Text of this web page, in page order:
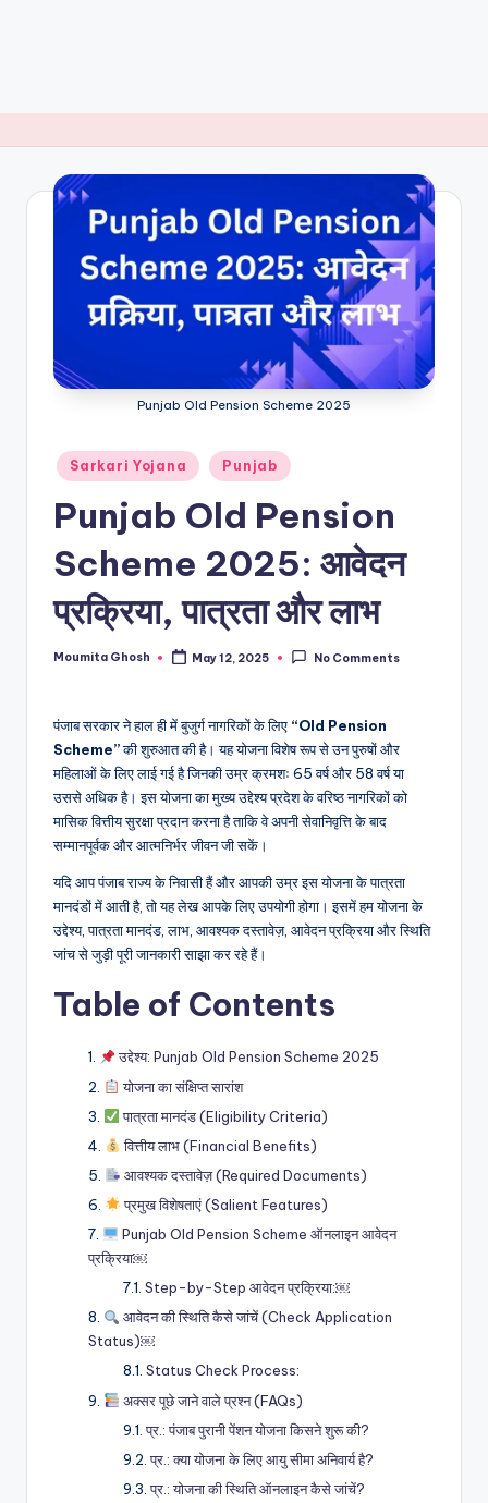
Punjab Old Pension Scheme 2025
Posted
in
Sarkari Yojana Punjab
Punjab Old Pension
Scheme 2025: आवेदन
प्रक्रिया, पात्रता और लाभ
Posted
Moumita Ghosh May 12, 2025 No Comments
पंजाब सरकार ने हाल ही में बुजुर्ग नागरिकों के लिए “Old Pension
Scheme”की शुरुआत की है। यह योजना विशेष रूप से उन पुरुषों और
महिलाओं के लिए लाई गई है जिनकी उम्र क्रमशः 65 वर्ष और 58 वर्ष या
उससे अधिक है। इस योजना का मुख्य उद्देश्य प्रदेश के वरिष्ठ नागरिकों को
मासिक वित्तीय सुरक्षा प्रदान करना है ताकि वे अपनी सेवानिवृत्ति के बाद
सम्मानपूर्वक और आत्मनिर्भर जीवन जी सकें।
यदि आप पंजाब राज्य के निवासी हैं और आपकी उम्र इस योजना के पात्रता
मानदंडों में आती है, तो यह लेख आपके लिए उपयोगी होगा। इसमें हम योजना के
उद्देश्य, पात्रता मानदंड, लाभ, आवश्यक दस्तावेज़, आवेदन प्रक्रिया और स्थिति
जांच से जुड़ी पूरी जानकारी साझा कर रहे हैं।
Table of Contents
उद्देश्य: Punjab Old Pension Scheme 2025
योजना का संक्षिप्त सारांश
पात्रता मानदंड (Eligibility Criteria)
वित्तीय लाभ (Financial Benefits)
आवश्यक दस्तावेज़ (Required Documents)
प्रमुख विशेषताएं (Salient Features)
Punjab Old Pension Scheme ऑनलाइन आवेदन
प्रक्रिया￼
Step-by-Step आवेदन प्रक्रिया:￼
आवेदन की स्थिति कैसे जांचें (Check Application
Status)￼
Status Check Process:
अक्सर पूछे जाने वाले प्रश्न (FAQs)
प्र.: पंजाब पुरानी पेंशन योजना किसने शुरू की?
प्र.: क्या योजना के लिए आयु सीमा अनिवार्य है?
प्र.: योजना की स्थिति ऑनलाइन कैसे जांचें?